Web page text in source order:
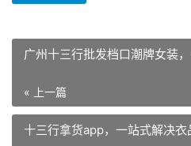
广州十三行批发档口潮牌女装
« 上一篇
十三行拿货app，一站式解决衣